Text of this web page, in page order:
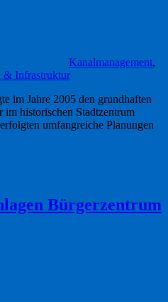
Kanalmanagement,
& Infrastruktur
im Jahre 2005 den grundhaften
im historischen Stadtzentrum
umfangreiche Planungen
Bürgerzentrum